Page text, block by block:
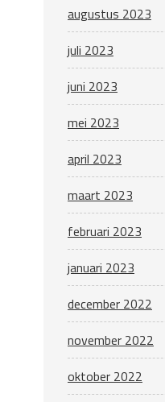
augustus 2023
juli 2023
juni 2023
mei 2023
april 2023
maart 2023
februari 2023
januari 2023
december 2022
november 2022
oktober 2022